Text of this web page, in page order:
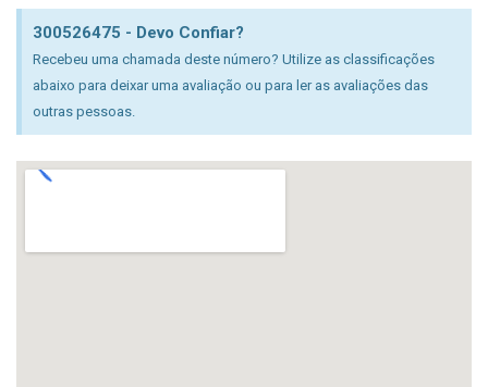
300526475 - Devo Confiar?
Recebeu uma chamada deste número? Utilize as classificações
abaixo para deixar uma avaliação ou para ler as avaliações das
outras pessoas.